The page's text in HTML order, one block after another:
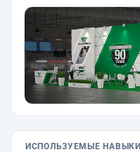
ИСПОЛЬЗУЕМЫЕ НАВЫКИ